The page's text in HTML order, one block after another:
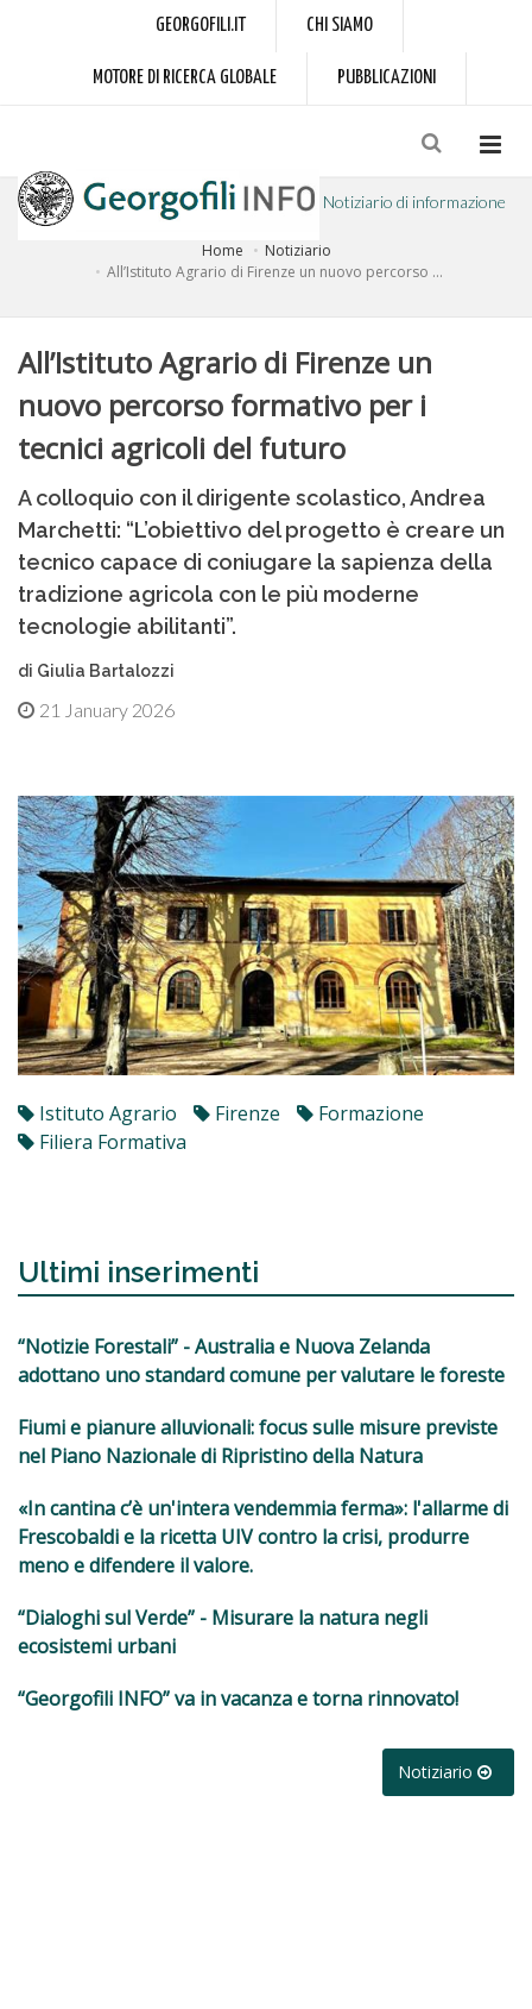
GEORGOFILI.IT CHI SIAMO
MOTORE DI RICERCA GLOBALE PUBBLICAZIONI
Notiziario di informazione
a cura dell'Accademia dei Georgofili
Home
Notiziario
All’Istituto Agrario di Firenze un nuovo percorso ...
All’Istituto Agrario di Firenze un
nuovo percorso formativo per i
tecnici agricoli del futuro
A colloquio con il dirigente scolastico, Andrea
Marchetti: “L’obiettivo del progetto è creare un
tecnico capace di coniugare la sapienza della
tradizione agricola con le più moderne
tecnologie abilitanti”.
di Giulia Bartalozzi
21 January 2026
Istituto Agrario Firenze
Formazione
Filiera Formativa
Ultimi inserimenti
“Notizie Forestali” - Australia e Nuova Zelanda
adottano uno standard comune per valutare le foreste
Fiumi e pianure alluvionali: focus sulle misure previste
nel Piano Nazionale di Ripristino della Natura
«In cantina c’è un'intera vendemmia ferma»: l'allarme di
Frescobaldi e la ricetta UIV contro la crisi, produrre
meno e difendere il valore.
“Dialoghi sul Verde” - Misurare la natura negli
ecosistemi urbani
“Georgofili INFO” va in vacanza e torna rinnovato!
Notiziario